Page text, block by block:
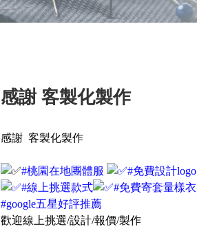
感謝 客製化製作
感謝 客製化製作
#桃園在地團體服
#免費設計logo
#線上挑選款式
#免費寄套量樣衣
#google五星好評推薦
歡迎線上挑選/設計/報價/製作